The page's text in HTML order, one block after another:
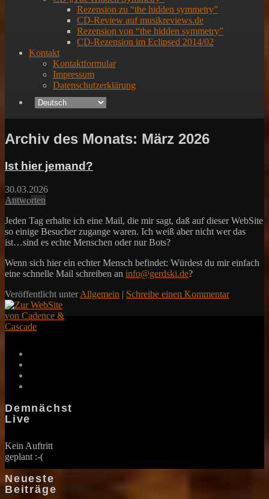
Rezension zu “the hidden symmetry”
CD-Review auf musikreviews.de
Rezension von “the hidden symmetry”
CD-Rezension im Eclipsed 2014/02
Kontakt
Kontaktformular
Impressum
Datenschutzerklärung
Archiv des Monats: März 2026
Ist hier jemand?
30.03.2026
Antworten
Jeden Tag erhalte ich eine Mail, die mir sagt, daß auf dieser WebSite
so einige Besucher zugange waren. Ich weiß aber nicht wer das
ist…sind es echte Menschen oder nur Bots?
Wenn sich hier ein echter Mensch befindet: Würdest du mir einfach
eine schnelle Mail schreiben an info@gerdski.de?
Veröffentlicht unter Allgemein | Schreibe einen Kommentar
Demnächst
Live
Kein Auftritt
geplant :-(
Neueste
Beiträge